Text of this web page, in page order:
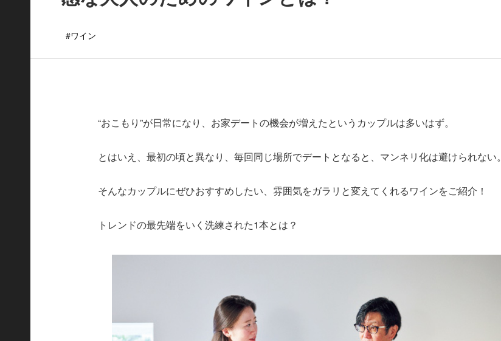
#ワイン
“おこもり”が日常になり、お家デートの機会が増えたというカップルは多いはず。
とはいえ、最初の頃と異なり、毎回同じ場所でデートとなると、マンネリ化は避けられない。
そんなカップルにぜひおすすめしたい、雰囲気をガラリと変えてくれるワインをご紹介！
トレンドの最先端をいく洗練された1本とは？